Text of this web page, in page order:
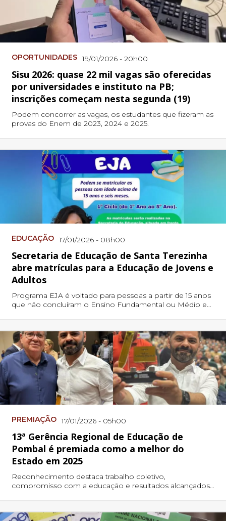
OPORTUNIDADES 19/01/2026 - 20h00
Sisu 2026: quase 22 mil vagas são oferecidas
por universidades e instituto na PB;
inscrições começam nesta segunda (19)
Podem concorrer as vagas, os estudantes que fizeram as
provas do Enem de 2023, 2024 e 2025.
EDUCAÇÃO 17/01/2026 - 08h00
Secretaria de Educação de Santa Terezinha
abre matrículas para a Educação de Jovens e
Adultos
Programa EJA é voltado para pessoas a partir de 15 anos
que não concluíram o Ensino Fundamental ou Médio e
PREMIAÇÃO 17/01/2026 - 05h00
13ª Gerência Regional de Educação de
Pombal é premiada como a melhor do
Estado em 2025
Reconhecimento destaca trabalho coletivo,
compromisso com a educação e resultados alcançados